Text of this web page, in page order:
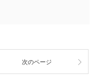
次のページ